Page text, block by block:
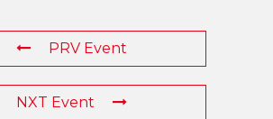
PRV Event
NXT Event